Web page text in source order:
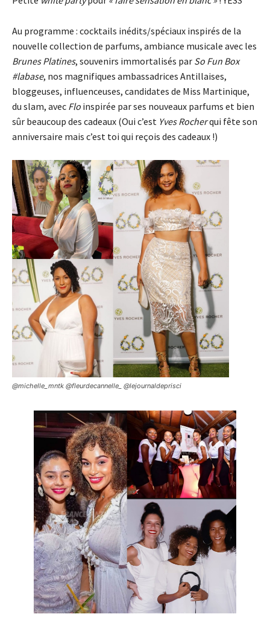
Au programme : cocktails inédits/spéciaux inspirés de la
nouvelle collection de parfums, ambiance musicale avec les
Brunes Platines, souvenirs immortalisés par So Fun Box
#labase, nos magnifiques ambassadrices Antillaises,
bloggeuses, influenceuses, candidates de Miss Martinique,
du slam, avec Flo inspirée par ses nouveaux parfums et bien
sûr beaucoup des cadeaux (Oui c’est Yves Rocherqui fête son
anniversaire mais c’est toi qui reçois des cadeaux !)
@michelle_mntk @fleurdecannelle_ @lejournaldeprisci